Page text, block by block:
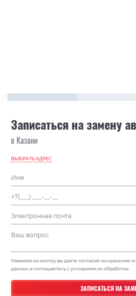
Записаться на замену
в Казани
ВЫБРАТЬ АДРЕС
Нажимая на кнопку вы даете согласие на хранение
данных и соглашаетесь с условиями их обработки.